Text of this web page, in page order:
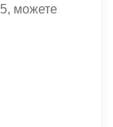
можете